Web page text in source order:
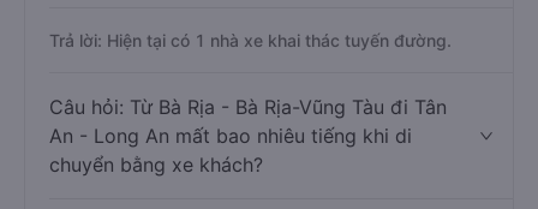
Trả lời: Hiện tại có 1 nhà xe khai thác tuyến đường.
Câu hỏi: Từ Bà Rịa - Bà Rịa-Vũng Tàu đi Tân
An - Long An mất bao nhiêu tiếng khi di
chuyển bằng xe khách?